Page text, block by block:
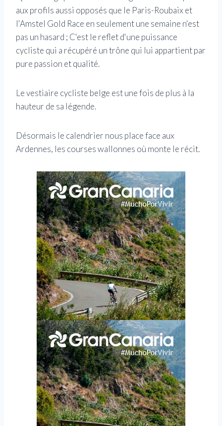
aux profils aussi opposés que le Paris-Roubaix et
l'Amstel Gold Race en seulement une semaine n'est
pas un hasard ; C'est le reflet d'une puissance
cycliste qui a récupéré un trône qui lui appartient par
pure passion et qualité.
Le vestiaire cycliste belge est une fois de plus à la
hauteur de sa légende.
Désormais le calendrier nous place face aux
Ardennes, les courses wallonnes où monte le récit.